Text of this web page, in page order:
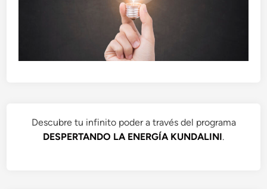
Descubre tu infinito poder a través del programa
DESPERTANDO LA ENERGÍA KUNDALINI.